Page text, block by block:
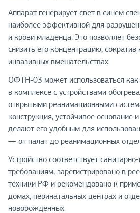
Аппарат генерирует свет в синем
наиболее эффективной для
и крови младенца. Это позволяет
снизить его концентрацию,
инвазивных вмешательствах.
ОФТН-03 может использоваться как
в комплексе с устройствами
открытыми реанимационными
конструкция, устойчивое основание
делают его удобным для
— от палат до реанимационных
Устройство соответствует
требованиям, зарегистрировано в
техники РФ и рекомендовано к
домах, перинатальных центрах и
новорождённых.